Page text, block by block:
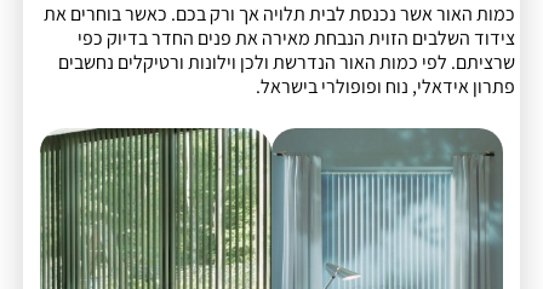
כמות האור אשר נכנסת לבית תלויה אך ורק בכם. כאשר בוחרים את
צידוד השלבים הזוית הנבחת מאירה את פנים החדר בדיוק כפי
שרציתם. לפי כמות האור הנדרשת ולכן וילונות ורטיקלים נחשבים
פתרון אידאלי, נוח ופופולרי בישראל.